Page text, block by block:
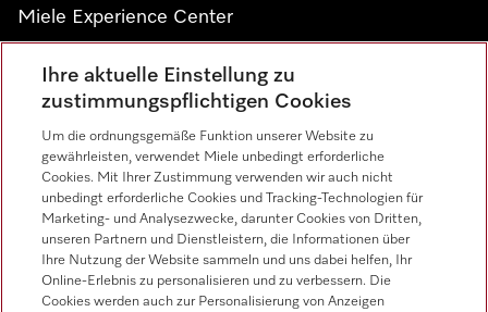
Miele Experience Center
Newsletter
Ihre aktuelle Einstellung zu
zustimmungspflichtigen Cookies
Um die ordnungsgemäße Funktion unserer Website zu
gewährleisten, verwendet Miele unbedingt erforderliche
Cookies. Mit Ihrer Zustimmung verwenden wir auch nicht
unbedingt erforderliche Cookies und Tracking-Technologien für
Marketing- und Analysezwecke, darunter Cookies von Dritten,
unseren Partnern und Dienstleistern, die Informationen über
Ihre Nutzung der Website sammeln und uns dabei helfen, Ihr
Online-Erlebnis zu personalisieren und zu verbessern. Die
Cookies werden auch zur Personalisierung von Anzeigen